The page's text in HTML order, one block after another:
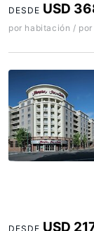
DESDE USD
por habitación /
DESDE USD